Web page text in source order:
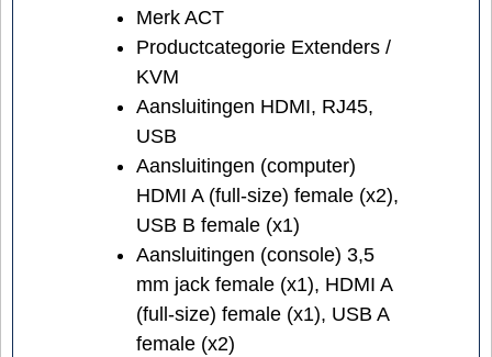
Merk ACT
Productcategorie Extenders /
KVM
Aansluitingen HDMI, RJ45,
USB
Aansluitingen (computer)
HDMI A (full-size) female (x2),
USB B female (x1)
Aansluitingen (console) 3,5
mm jack female (x1), HDMI A
(full-size) female (x1), USB A
female (x2)